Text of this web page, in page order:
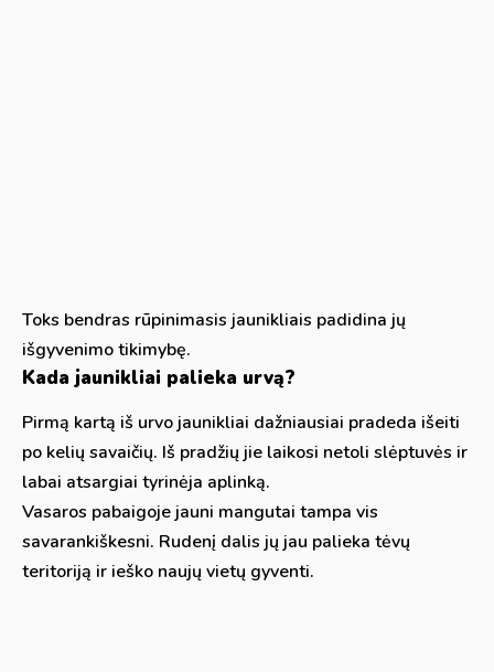
Toks bendras rūpinimasis jaunikliais padidina jų
išgyvenimo tikimybę.
Kada jaunikliai palieka urvą?
Pirmą kartą iš urvo jaunikliai dažniausiai pradeda išeiti
po kelių savaičių. Iš pradžių jie laikosi netoli slėptuvės ir
labai atsargiai tyrinėja aplinką.
Vasaros pabaigoje jauni mangutai tampa vis
savarankiškesni. Rudenį dalis jų jau palieka tėvų
teritoriją ir ieško naujų vietų gyventi.